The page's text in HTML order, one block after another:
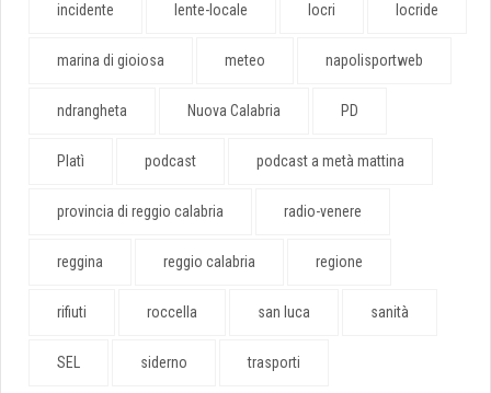
incidente lente-locale locri locride
marina di gioiosa meteo napolisportweb
ndrangheta Nuova Calabria PD
Platì podcast podcast a metà mattina
provincia di reggio calabria radio-venere
reggina reggio calabria regione
rifiuti roccella san luca sanità
SEL siderno trasporti